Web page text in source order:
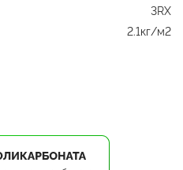
3RX
2.1кг/м2